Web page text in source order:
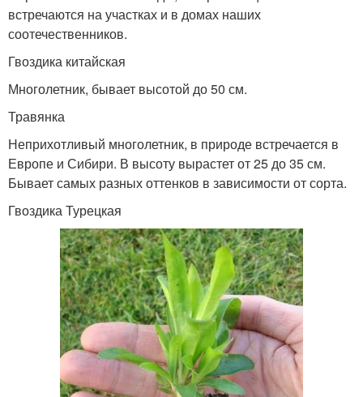
встречаются на участках и в домах наших
соотечественников.
Гвоздика китайская
Многолетник, бывает высотой до 50 см.
Травянка
Неприхотливый многолетник, в природе встречается в
Европе и Сибири. В высоту вырастет от 25 до 35 см.
Бывает самых разных оттенков в зависимости от сорта.
Гвоздика Турецкая